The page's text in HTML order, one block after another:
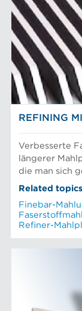
POM-
Mechanischer
Prüfung und
Recyclingfasern
Siebkörbe und
Konstanter Teil
Sortierer
REFINING
Verbesserte
längerer
die man sich
Related topics
Finebar-
Refiner-